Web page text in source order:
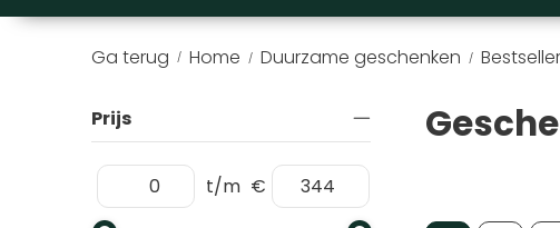
Ga terug / Home Duurzame geschenken
Prijs
t/m €